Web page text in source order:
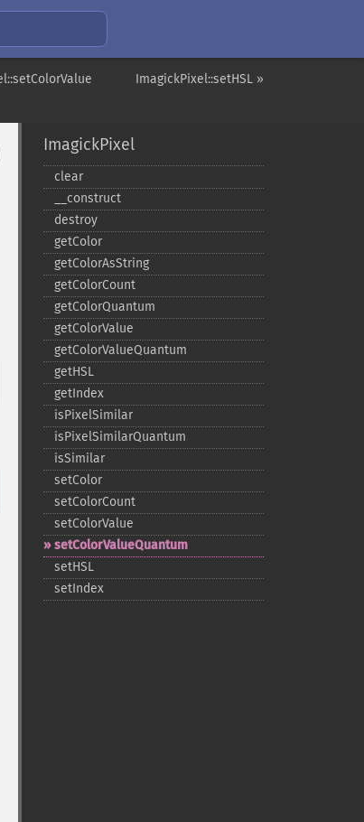
ImagickPixel::setHSL »
ImagickPixel
clear
_​_​construct
destroy
getColor
getColorAsString
getColorCount
getColorQuantum
getColorValue
getColorValueQuantum
getHSL
getIndex
isPixelSimilar
isPixelSimilarQuantum
isSimilar
setColor
setColorCount
setColorValue
setColorValueQuantum
setHSL
setIndex